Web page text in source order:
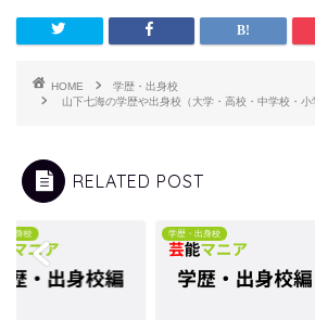
HOME
学歴・出身校
山下七海の学歴や出身校（大学・高校・中学校・
RELATED POST
出身校 学歴・出身校